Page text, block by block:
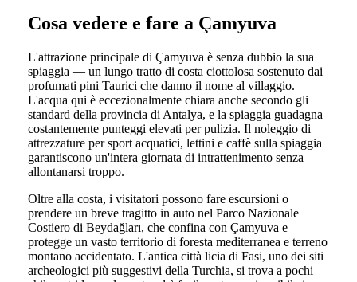
Cosa vedere e fare a Çamyuva
L'attrazione principale di Çamyuva è senza dubbio la sua
spiaggia — un lungo tratto di costa ciottolosa sostenuto dai
profumati pini Taurici che danno il nome al villaggio.
L'acqua qui è eccezionalmente chiara anche secondo gli
standard della provincia di Antalya, e la spiaggia guadagna
costantemente punteggi elevati per pulizia. Il noleggio di
attrezzature per sport acquatici, lettini e caffè sulla spiaggia
garantiscono un'intera giornata di intrattenimento senza
allontanarsi troppo.
Oltre alla costa, i visitatori possono fare escursioni o
prendere un breve tragitto in auto nel Parco Nazionale
Costiero di Beydağları, che confina con Çamyuva e
protegge un vasto territorio di foresta mediterranea e terreno
montano accidentato. L'antica città licia di Fasi, uno dei siti
archeologici più suggestivi della Turchia, si trova a pochi